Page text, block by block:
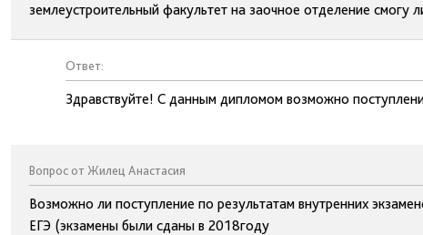
землеустроительный факультет на заочное отделение смогу
Ответ:
Здравствуйте! С данным дипломом возможно
Вопрос от Жилец Анастасия
Возможно ли поступление по результатам внутренних
ЕГЭ (экзамены были сданы в 2018году